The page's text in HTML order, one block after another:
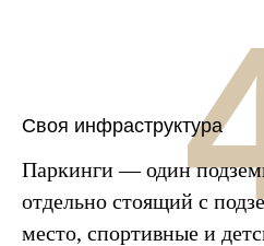
Своя инфраструктура
Паркинги — один
отдельно стоящий с
место, спортивные и